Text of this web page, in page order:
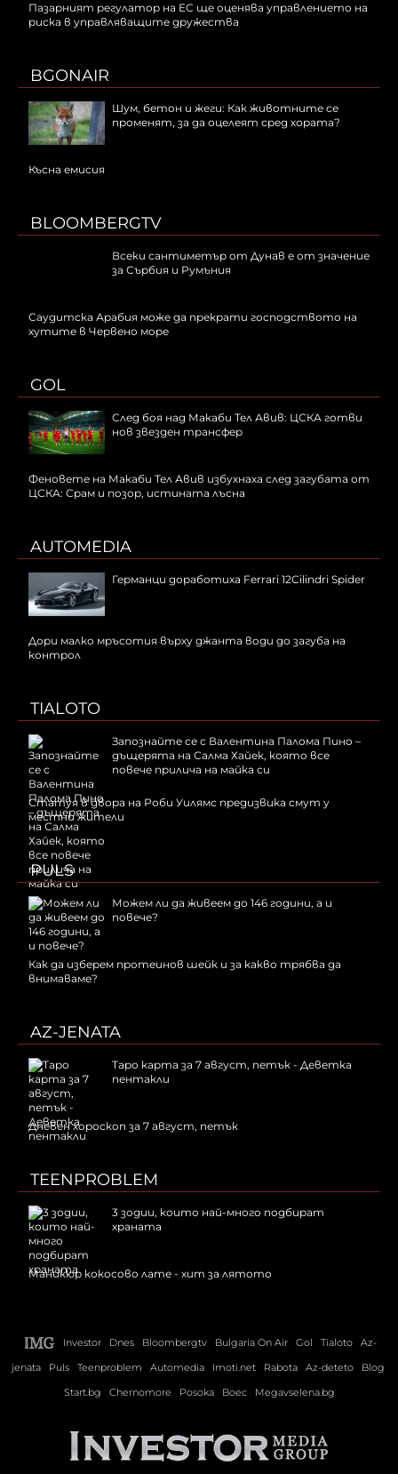
Пазарният регулатор на ЕС ще оценява управлението на
риска в управляващите дружества
BGONAIR
Шум, бетон и жеги: Как животните се
променят, за да оцелеят сред хората?
Късна емисия
BLOOMBERGTV
Всеки сантиметър от Дунав е от значение
за Сърбия и Румъния
Саудитска Арабия може да прекрати господството на
хутите в Червено море
GOL
След боя над Макаби Тел Авив: ЦСКА готви
нов звезден трансфер
Феновете на Макаби Тел Авив избухнаха след загубата от
ЦСКА: Срам и позор, истината лъсна
AUTOMEDIA
Германци доработиха Ferrari 12Cilindri Spider
Дори малко мръсотия върху джанта води до загуба на
контрол
TIALOTO
Запознайте се с Валентина Палома Пино –
дъщерята на Салма Хайек, която все
повече прилича на майка си
Статуя в двора на Роби Уилямс предизвика смут у
местни жители
PULS
Можем ли да живеем до 146 години, а и
повече?
Как да изберем протеинов шейк и за какво трябва да
внимаваме?
AZ-JENATA
Таро карта за 7 август, петък - Деветка
пентакли
Дневен хороскоп за 7 август, петък
TEENPROBLEM
3 зодии, които най-много подбират
храната
Маникюр кокосово лате - хит за лятото
Investor Dnes Bloombergtv Bulgaria On Air Gol Tialoto
Az-
jenata
Puls Teenproblem Automedia Imoti.net Rabota Az-deteto
Blog
Start.bg
Chernomore Posoka Boec Megavselena.bg